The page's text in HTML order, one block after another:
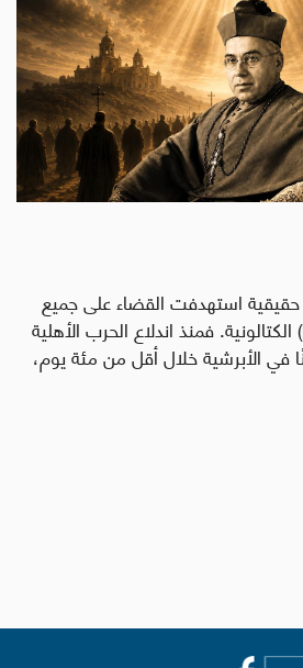
حقيقية استهدفت القضاء على جميع
الكتالونية. فمنذ اندلاع الحرب الأهلية
قُتل 270 كاهنًا في الأبرشية خلال أقل من مئة يوم،